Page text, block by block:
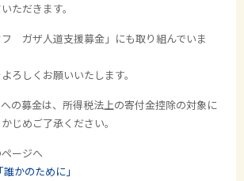
ただきます。
ガザ人道支援募金」にも取り組んでいま
ろしくお願いいたします。
の募金は、所得税法上の寄付金控除の対象に
じめご了承ください。
ージへ
かのために」